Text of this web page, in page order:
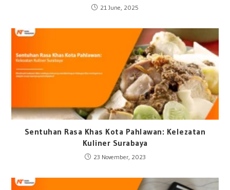
21 June, 2025
Sentuhan Rasa Khas Kota Pahlawan: Kelezatan
Kuliner Surabaya
23 November, 2023